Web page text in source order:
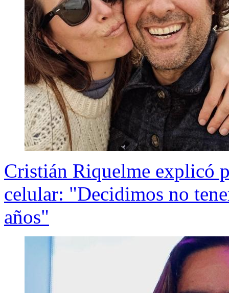
Cristián Riquelme explicó
celular: "Decidimos no
años"